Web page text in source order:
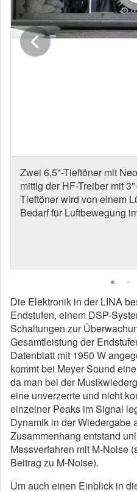
Zwei 6,5"-Tieftöner mit
mittig der HF-Treiber mit
Tieftöner wird von einem
Bedarf für Luftbewegung
Die Elektronik in der LINA
Endstufen, einem DSP-
Schaltungen zur
Gesamtleistung der
Datenblatt mit 1950 W
kommt bei Meyer Sound
da man bei der
eine unverzerrte und nicht
einzelner Peaks im Signal
Dynamik in der Wiedergabe
Zusammenhang entstand
Messverfahren mit M-Noise
Beitrag zu M-Noise).
Um auch einen Einblick in